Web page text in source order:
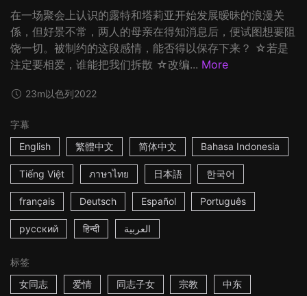
在一场聚会上认识的露特和塔莉亚开始发展暧昧的浪漫关
係，但好景不常，两人的母亲在得知消息后，便试图想要阻
饶一切。被制约的这段感情，能否得以保存下来？ ☆若是
注定要相爱，谁能把我们拆散 ☆改编... More
23m以色列2022
字幕
English
繁體中文 简体中文 Bahasa Indonesia
Tiếng Việt ภาษาไทย 日本語 한국어
français Deutsch Español Português
русский हिन्दी العربية
标签
女同志
爱情 同志子女 宗教 中东